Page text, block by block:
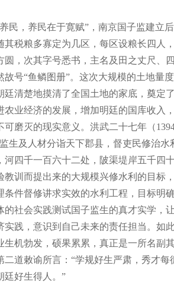
，养民在于寛赋”，南京国子监建立后
其税粮多寡定为几区，每区设粮长四人
圆，次其字号悉书，主名及田之丈尺、
故号“鱼鳞图册”。这次大规模的土地量
廷清楚地摸清了全国土地的家底，奠定
农业经济的发展，增加明廷的国库收入
可磨灭的现实意义。洪武二十七年（
生及人材分诣天下郡县，督吏民修治水
河四千一百六十二处，陂渠堤岸五千四
教训而提出来的大规模兴修水利的目标
条件督修讲求实效的水利工程，目标明
的社会实践测试国子监生的真才实学，
实践，意识到自己未来的责任担当。如
生机勃发，硕果累累，真正是一所名副
二道敕谕所言：“学规好生严肃，秀才
廷好生得人。”